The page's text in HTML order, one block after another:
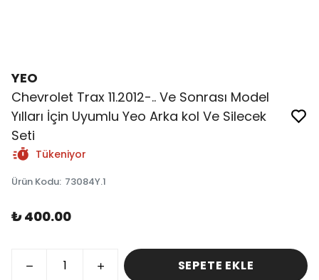
YEO
Chevrolet Trax 11.2012-.. Ve Sonrası Model
Yılları İçin Uyumlu Yeo Arka kol Ve Silecek
Seti
Tükeniyor
Ürün Kodu: 73084Y.1
₺ 400.00
SEPETE EKLE